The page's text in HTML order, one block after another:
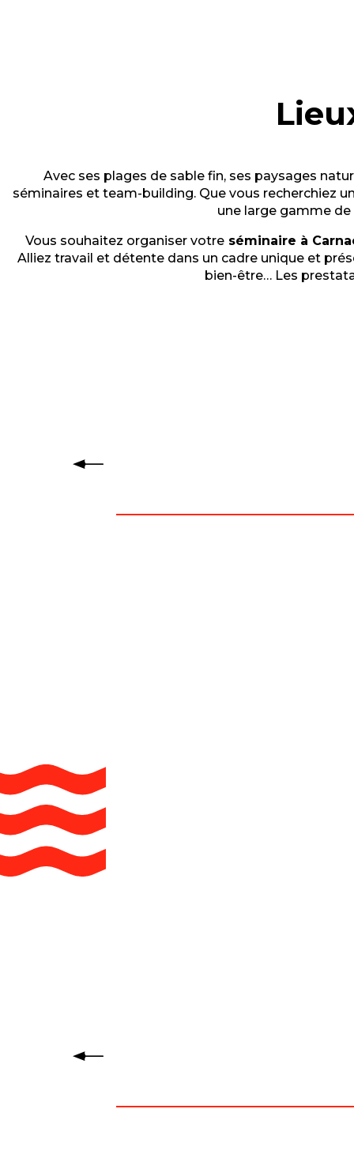
Avec ses plages de sable fin, ses paysages
séminaires et team-building. Que vous recherchiez un
une large gamme
Vous souhaitez organiser votre séminaire à
Alliez travail et détente dans un cadre unique et
bien-être… Les